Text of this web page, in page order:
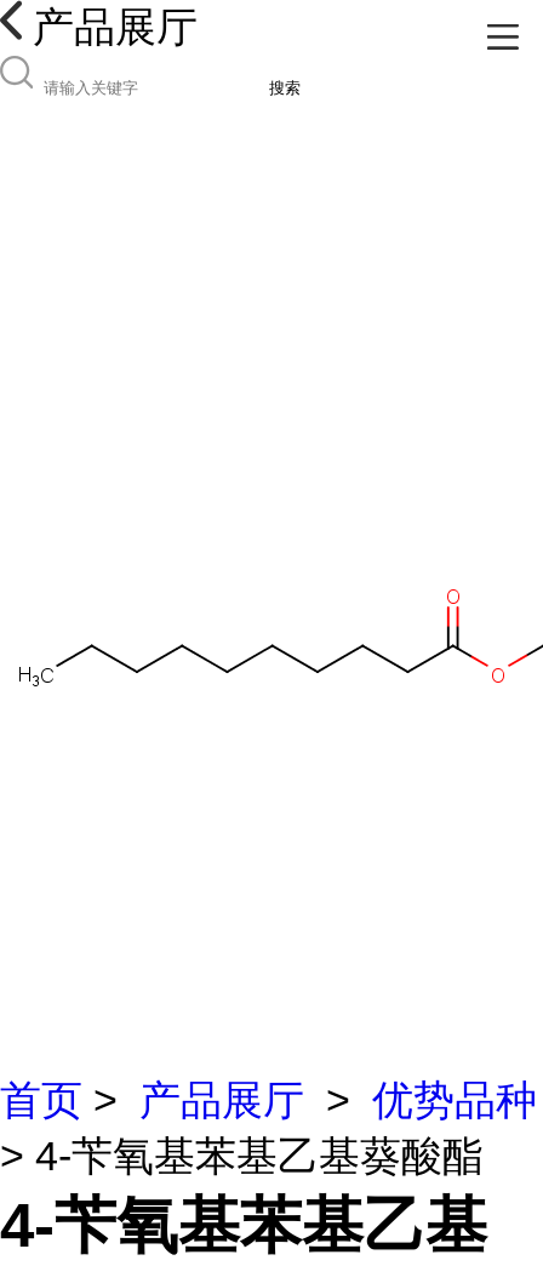
产品展厅
搜索
首页 > 产品展厅 > 优势品种
> 4-苄氧基苯基乙基葵酸酯
4-苄氧基苯基乙基